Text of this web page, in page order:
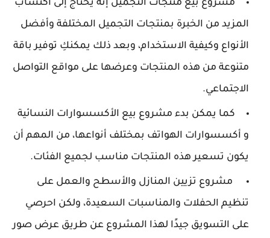
مشروع بيع منتجات التجميل إنه يحتاج إلى اكتساب
المزيد من الخبرة بمنتجات التجميل المختلفة وأفضل
الأنواع وكيفية الاستخدام، وبعد ذلك يمكنكِ توفير باقة
متنوعة من هذه المنتجات وعرضها على مواقع التواصل
الاجتماعي.
كما يمكن بدء مشروع بيع الأكسسوارات النسائية
و أكسسوارات الهواتف بمختلف أنواعها، من المهم أن
يكون تسعير هذه المنتجات مناسب لجميع الفئات.
مشروع تزيين المنازل والأسطح والعمل على
تنظيم الحفلات والمناسبات السعيدة، ولكن احرصي
على التسويق جيدًا لهذا المشروع عن طريق عرض صور